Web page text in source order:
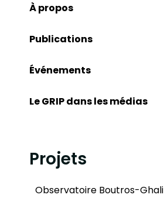
À propos
Publications
Événements
Le GRIP dans les médias
Projets
Observatoire Boutros-Ghali